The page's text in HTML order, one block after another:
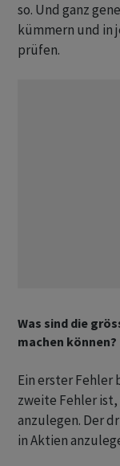
so. Und ganz
kümmern und in
prüfen.
Was sind die
machen können?
Ein erster Fehler
zweite Fehler
anzulegen. Der
in Aktien